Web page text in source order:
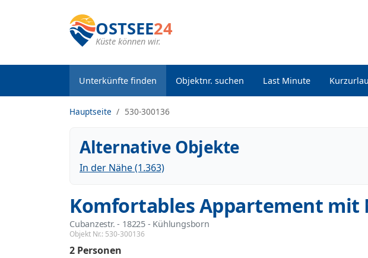
OSTSEE24
Küste können wir.
Unterkünfte finden Objektnr. suchen Last Minute
Hauptseite 530-300136
Alternative Objekte
In der Nähe (1.363)
Komfortables Appartement mit
Cubanzestr. - 18225 - Kühlungsborn
Objekt Nr.: 530-300136
2 Personen